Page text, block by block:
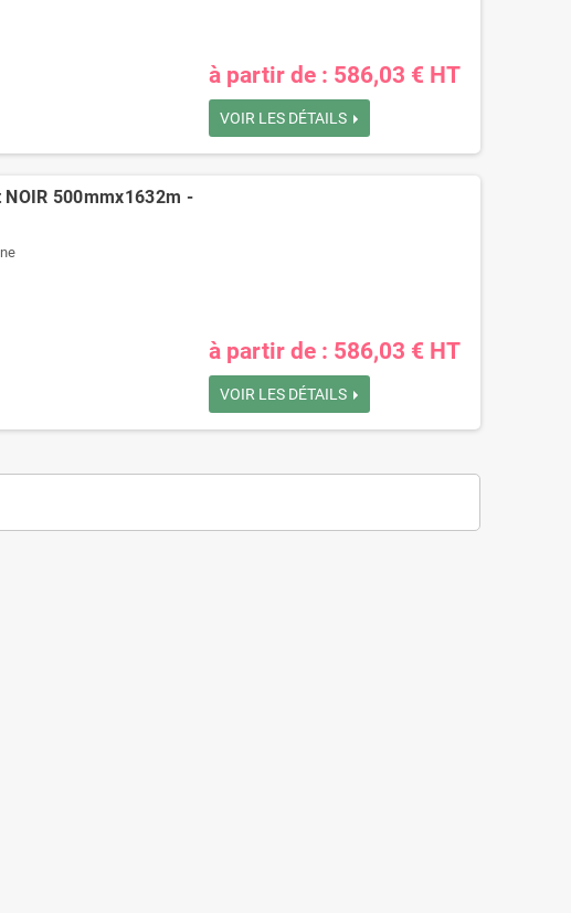
à partir de : 586,03 € HT
VOIR LES DÉTAILS
500mmx1632m -
à partir de : 586,03 € HT
VOIR LES DÉTAILS